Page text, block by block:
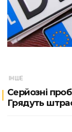
ІНШЕ
Серйозні
Грядуть